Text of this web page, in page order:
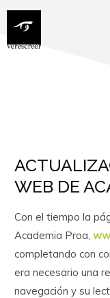
WEB DE
Con el tiempo la
Academia Proa,
completando con
era necesario una
navegación y su